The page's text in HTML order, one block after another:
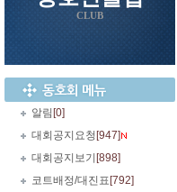
CLUB
알림 [0]
대회공지요청 [947]
대회공지보기 [898]
코트배정/대진표 [792]